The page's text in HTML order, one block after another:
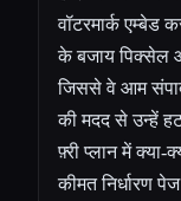
वॉटरमार्क एम्बेड
के बजाय पिक्सेल
जिससे वे आम
की मदद से उन्हें
फ़्री प्लान में क्या-
कीमत निर्धारण